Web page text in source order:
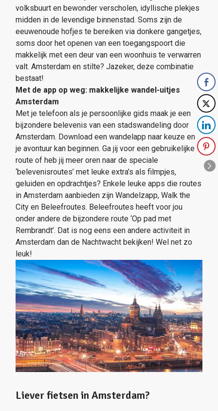
volksbuurt en bewonder verscholen, idyllische plekjes
midden in de levendige binnenstad. Soms zijn de
eeuwenoude hofjes te bereiken via donkere gangetjes,
soms door het openen van een toegangspoort die
makkelijk met een deur van een woonhuis te verwarren
valt. Amsterdam en stilte? Jazeker, deze combinatie
bestaat!
Met de app op weg: makkelijke wandel-uitjes
Amsterdam
Met je telefoon als je persoonlijke gids maak je een
bijzondere belevenis van een stadswandeling door
Amsterdam. Download een wandelapp naar keuze en
je avontuur kan beginnen. Ga jij voor een gebruikelijke
route of heb jij meer oren naar de speciale
‘belevenisroutes’ met leuke extra’s als filmpjes,
geluiden en opdrachtjes? Enkele leuke apps die routes
in Amsterdam aanbieden zijn Wandelzapp, Walk the
City en Beleefroutes. Beleefroutes heeft voor jou
onder andere de bijzondere route ‘Op pad met
Rembrandt’. Dat is nog eens een andere activiteit in
Amsterdam dan de Nachtwacht bekijken! Wel net zo
leuk!
Liever fietsen in Amsterdam?